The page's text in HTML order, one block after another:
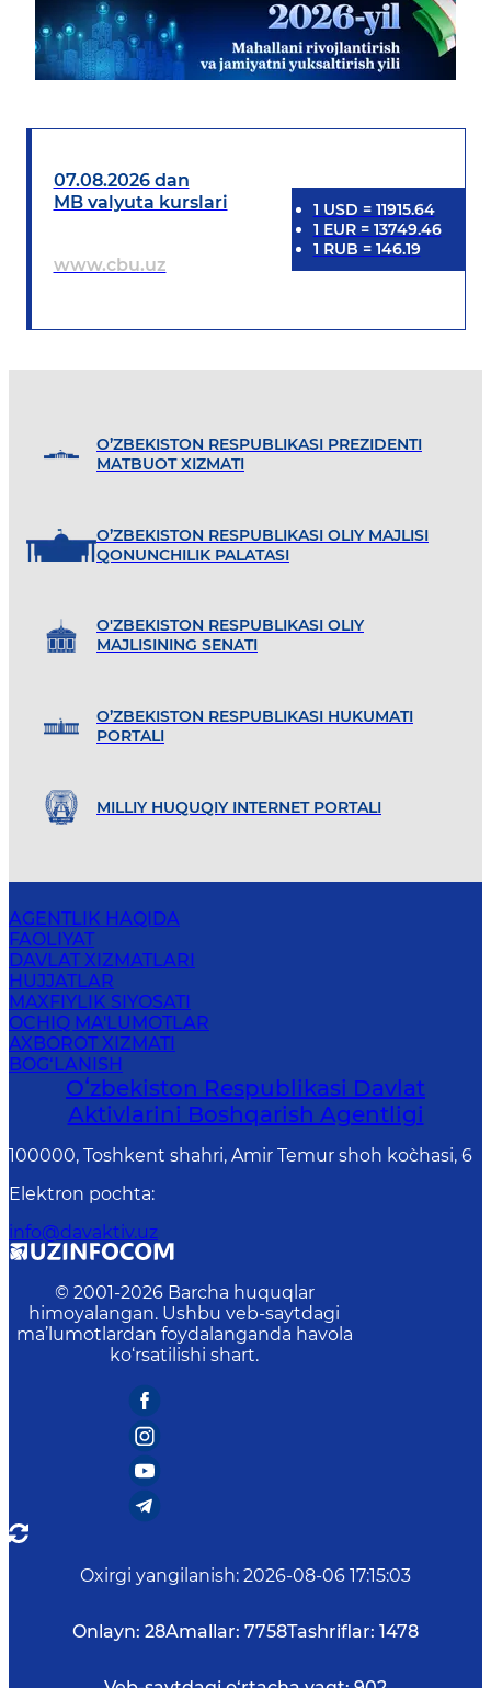
07.08.2026 dan
MB valyuta kurslari
www.cbu.uz
1 USD = 11915.64
1 EUR= 13749.46
1 RUB = 146.19
O’ZBEKISTON RESPUBLIKASI PREZIDENTI
MATBUOT XIZMATI
O’ZBEKISTON RESPUBLIKASI OLIY MAJLISI
QONUNCHILIK PALATASI
O'ZBEKISTON RESPUBLIKASI OLIY
MAJLISINING SENATI
O’ZBEKISTON RESPUBLIKASI HUKUMATI
PORTALI
MILLIY HUQUQIY INTERNET PORTALI
AGENTLIK HAQIDA
FAOLIYAT
DAVLAT XIZMATLARI
HUJJATLAR
MAXFIYLIK SIYOSATI
OCHIQ MA'LUMOTLAR
AXBOROT XIZMATI
BOG‘LANISH
Oʻzbekiston Respublikasi Davlat
Aktivlarini Boshqarish Agentligi
100000, Toshkent shahri, Amir Temur shoh ko`chasi, 6
Elektron pochta:
info@davaktiv.uz
© 2001-2026 Barcha huquqlar
himoyalangan. Ushbu veb-saytdagi
ma’lumotlardan foydalanganda havola
ko‘rsatilishi shart.
Oxirgi yangilanish: 2026-08-06 17:15:03
Onlayn: 28Amallar: 7758Tashriflar: 1478